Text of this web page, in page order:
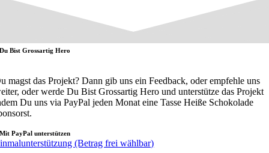
Du Bist Grossartig Hero
magst das Projekt? Dann gib uns ein Feedback, oder empfehle uns
oder werde Du Bist Grossartig Hero und unterstütze das Projekt
Du uns via PayPal jeden Monat eine Tasse Heiße Schokolade
Mit PayPal unterstützen
(Betrag frei wählbar)